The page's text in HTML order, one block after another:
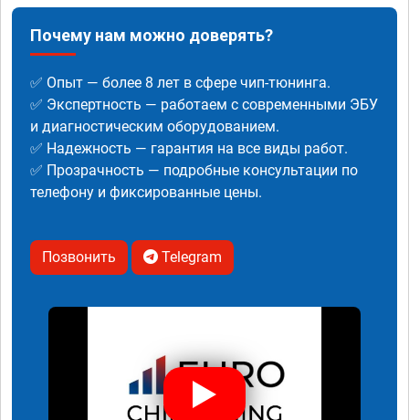
Почему нам можно доверять?
✅ Опыт — более 8 лет в сфере чип-тюнинга.
✅ Экспертность — работаем с современными ЭБУ
и диагностическим оборудованием.
✅ Надежность — гарантия на все виды работ.
✅ Прозрачность — подробные консультации по
телефону и фиксированные цены.
Позвонить Telegram